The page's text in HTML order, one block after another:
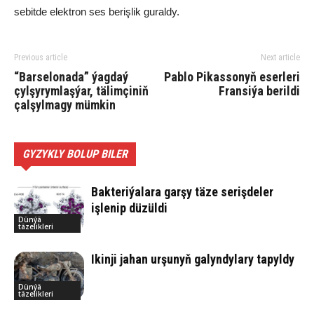
sebitde elektron ses berişlik guraldy.
Previous article
“Barselonada” ýagdaý
çylşyrymlaşýar, tälimçiniň
çalşylmagy mümkin
Next article
Pablo Pikassonyň eserleri
Fransiýa berildi
GYZYKLY BOLUP BILER
Dünýä
täzelikleri
Bakteriýalara garşy täze serişdeler
işlenip düzüldi
Dünýä
täzelikleri
Ikinji jahan urşunyň galyndylary tapyldy